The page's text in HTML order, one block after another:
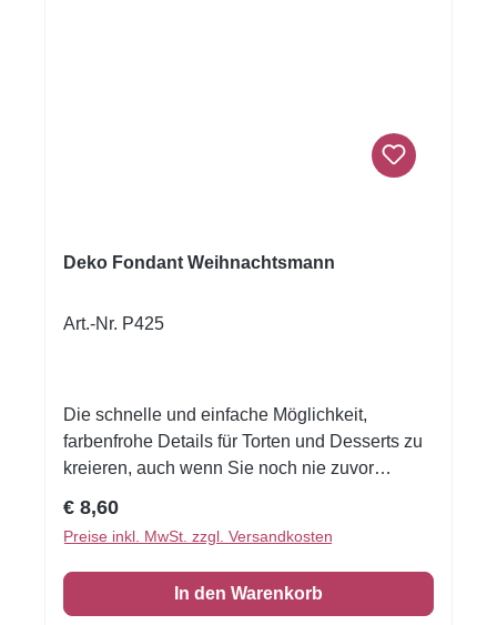
Deko Fondant Weihnachtsmann
Art.-Nr. P425
Die schnelle und einfache Möglichkeit,
farbenfrohe Details für Torten und Desserts zu
kreieren, auch wenn Sie noch nie zuvor
schneiden oder stanzen Sie jede beliebige
Form - keine Vorbereitung. Fondantfolie hat
einen leichten, süßen Geschmack.Größe:
Format A4 Quer
Regulärer Preis:
€ 8,60
Preise inkl. MwSt. zzgl. Versandkosten
In den Warenkorb